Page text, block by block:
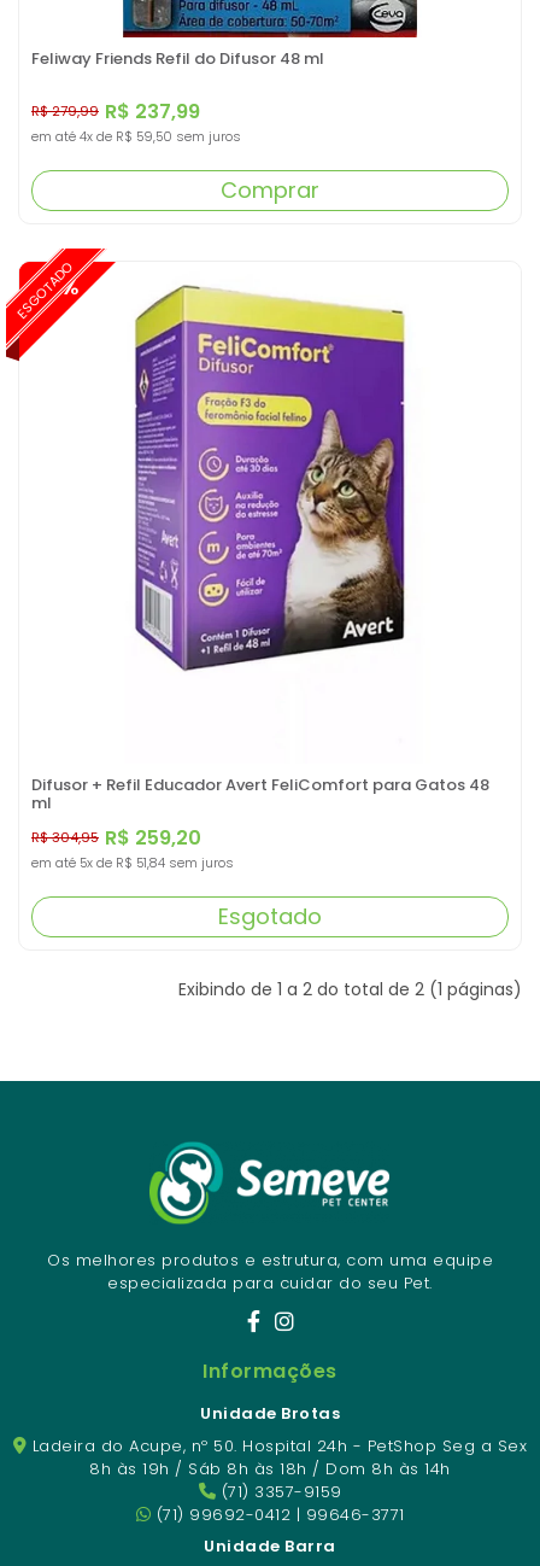
Feliway Friends Refil do Difusor 48 ml
R$ 237,99
R$ 279,99
em até 4x de R$ 59,50 sem juros
Comprar
ESGOTADO
Difusor + Refil Educador Avert FeliComfort para Gatos 48
ml
R$ 259,20
R$ 304,95
-15%
em até 5x de R$ 51,84 sem juros
Esgotado
Exibindo de 1 a 2 do total de 2 (1 páginas)
Os melhores produtos e estrutura, com uma equipe
especializada para cuidar do seu Pet.
Informações
Unidade Brotas
Ladeira do Acupe, nº 50. Hospital 24h - PetShop Seg a Sex
8h às 19h / Sáb 8h às 18h / Dom 8h às 14h
(71) 3357-9159
(71) 99692-0412 | 99646-3771
Unidade Barra